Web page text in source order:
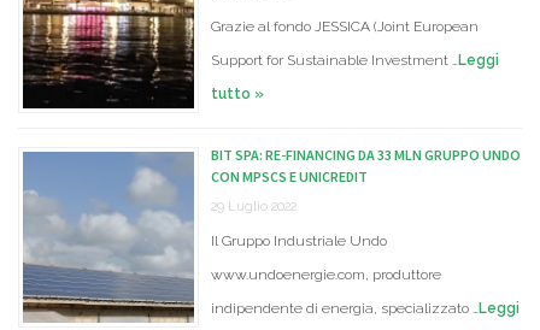
Grazie al fondo JESSICA (Joint European
Support for Sustainable Investment …Leggi
tutto »
BIT SPA: RE-FINANCING DA 33 MLN GRUPPO UNDO
CON MPSCS E UNICREDIT
29 Luglio 2022
Il Gruppo Industriale Undo
www.undoenergie.com, produttore
indipendente di energia, specializzato …Leggi